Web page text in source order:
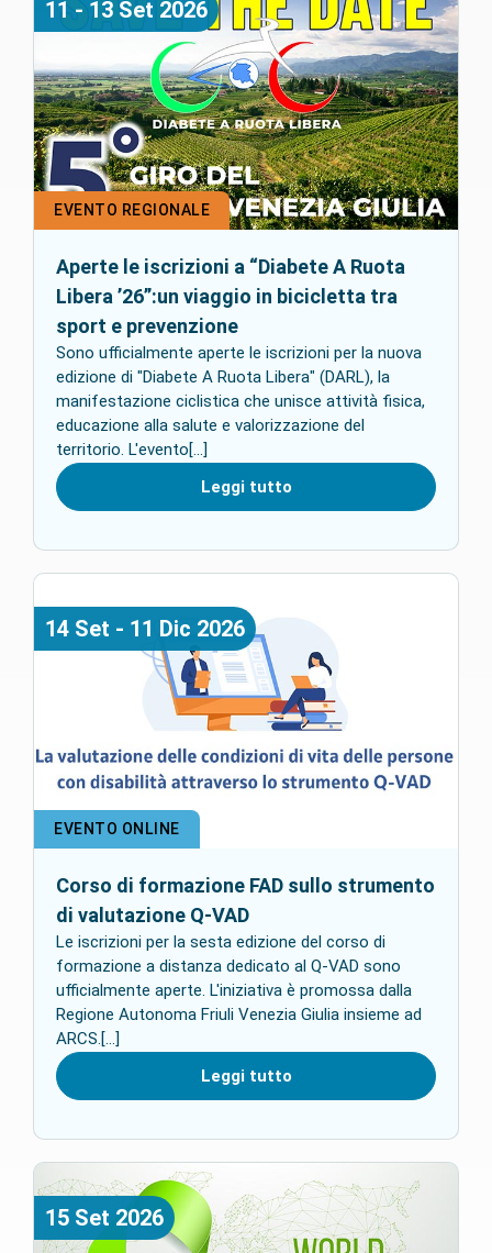
EVENTO REGIONALE
11 - 13 Set 2026
Aperte le iscrizioni a “Diabete A Ruota
Libera ’26”:un viaggio in bicicletta tra
sport e prevenzione
Sono ufficialmente aperte le iscrizioni per la nuova
edizione di "Diabete A Ruota Libera" (DARL), la
manifestazione ciclistica che unisce attività fisica,
educazione alla salute e valorizzazione del
territorio. L'evento[...]
Leggi tutto
EVENTO ONLINE
14 Set - 11 Dic 2026
Corso di formazione FAD sullo strumento
di valutazione Q-VAD
Le iscrizioni per la sesta edizione del corso di
formazione a distanza dedicato al Q-VAD sono
ufficialmente aperte. L'iniziativa è promossa dalla
Regione Autonoma Friuli Venezia Giulia insieme ad
ARCS.[...]
Leggi tutto
15 Set 2026